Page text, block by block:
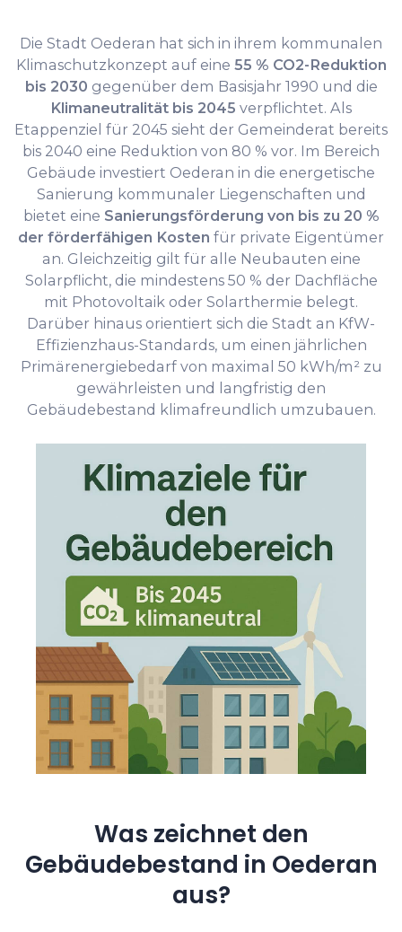
Die Stadt Oederan hat sich in ihrem kommunalen
Klimaschutzkonzept auf eine 55 % CO2-Reduktion
bis 2030 gegenüber dem Basisjahr 1990 und die
Klimaneutralität bis 2045 verpflichtet. Als
Etappenziel für 2045 sieht der Gemeinderat bereits
bis 2040 eine Reduktion von 80 % vor. Im Bereich
Gebäude investiert Oederan in die energetische
Sanierung kommunaler Liegenschaften und
bietet eine Sanierungsförderung von bis zu 20 %
der förderfähigen Kosten für private Eigentümer
an. Gleichzeitig gilt für alle Neubauten eine
Solarpflicht, die mindestens 50 % der Dachfläche
mit Photovoltaik oder Solarthermie belegt.
Darüber hinaus orientiert sich die Stadt an KfW-
Effizienzhaus-Standards, um einen jährlichen
Primärenergiebedarf von maximal 50 kWh/m² zu
gewährleisten und langfristig den
Gebäudebestand klimafreundlich umzubauen.
Was zeichnet den
Gebäudebestand in Oederan
aus?